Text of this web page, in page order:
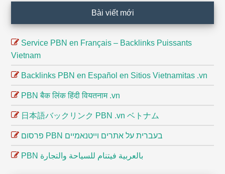
Bài viết mới
Service PBN en Français – Backlinks Puissants
Vietnam
Backlinks PBN en Español en Sitios Vietnamitas .vn
PBN बैक लिंक हिंदी वियतनाम .vn
日本語バックリンク PBN .vn ベトナム
פרסום PBN בעברית על אתרים וייטנאמיים
PBN بالعربية فيتنام للسياحة والتجارة